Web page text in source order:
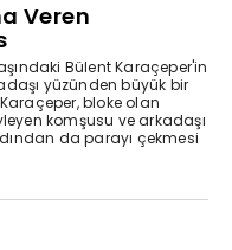
Veren
Bülent Karaçeper'in
yüzünden büyük bir
Karaçeper, bloke olan
komşusu ve arkadaşı
da parayı çekmesi